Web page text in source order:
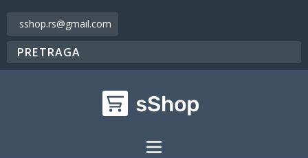
sshop.rs@gmail.com